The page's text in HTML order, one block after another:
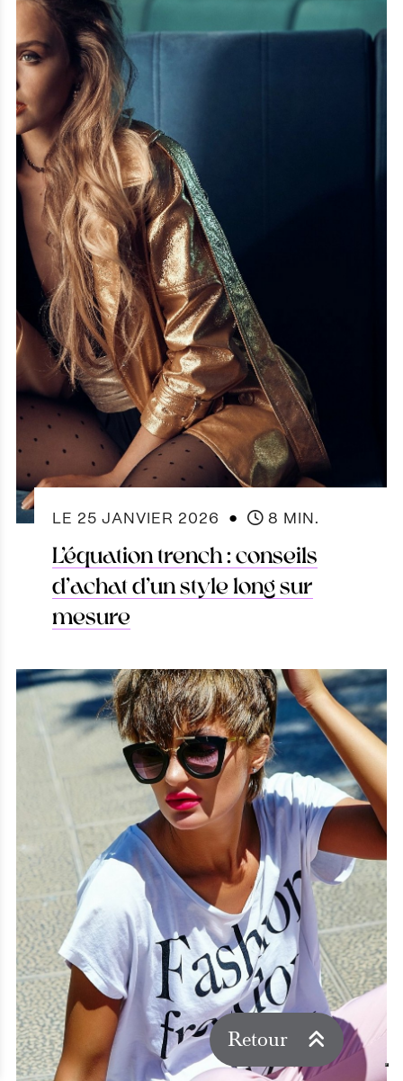
LE 25 JANVIER 2026 ● 8 MIN.
L’équation trench : conseils
d’achat d’un style long sur
mesure
Retour